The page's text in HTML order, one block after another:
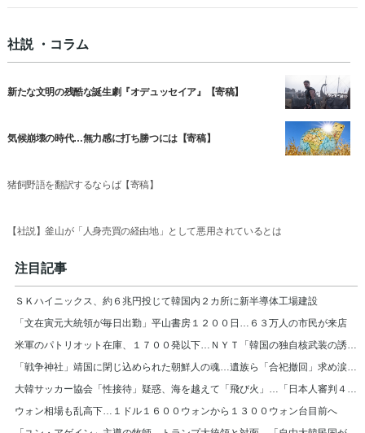
社説 ・コラム
新たな文明の残酷な誕生劇『オデュッセイア』【寄稿】
気候崩壊の時代…無力感に打ち勝つには【寄稿】
猪飼野語を翻訳するならば【寄稿】
【社説】釜山が「人身売買の経由地」として悪用されているとは
注目記事
ＳＫハイニックス、約６兆円投じて韓国内２カ所に新半導体工場建設
「文在寅元大統領が毎日出勤」平山書房１２００日…６３万人の市民が来店
米軍のパトリオット在庫、１７００発以下…ＮＹＴ「韓国の独自核武装の誘因に」
「戦争神社」靖国に閉じ込められた朝鮮人の魂…遺族ら「合祀撤回」求め涙の訴え
大韓サッカー協会「性接待」疑惑、海を越えて「飛び火」…「日本人審判４人を調査中」
ウォン相場も乱高下…１ドル１６００ウォンから１３００ウォン台目前へ